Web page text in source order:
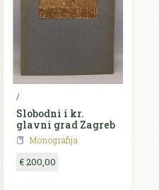
/
Slobodni i kr.
glavni grad Zagreb
Monografija
€ 200,00